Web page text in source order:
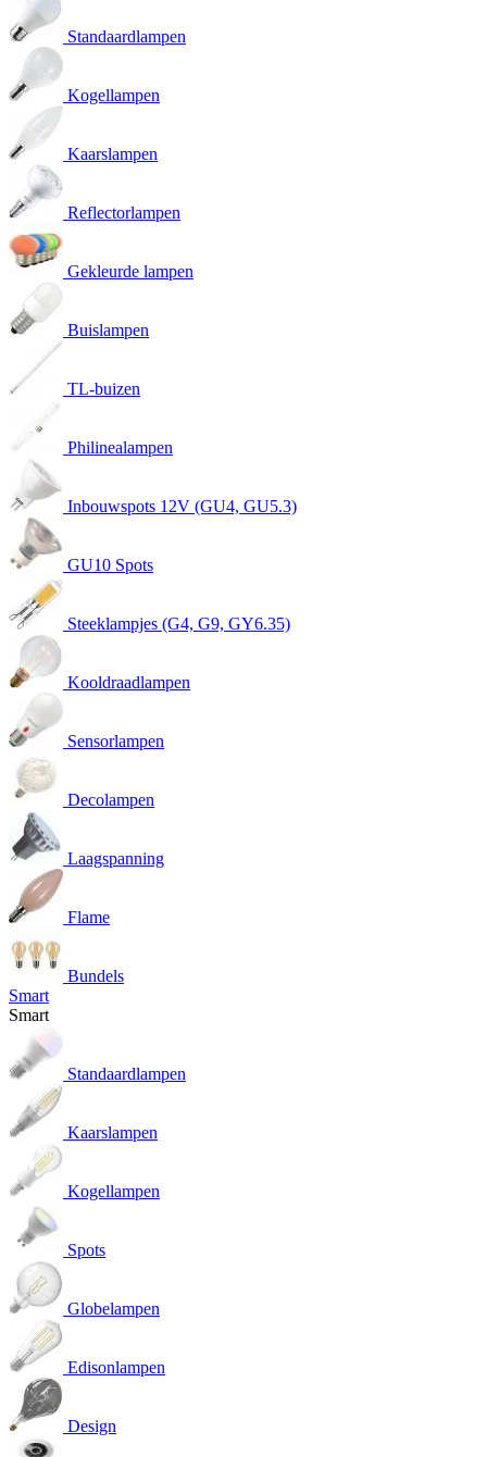
Standaardlampen
Kogellampen
Kaarslampen
Reflectorlampen
Gekleurde lampen
Buislampen
TL-buizen
Philinealampen
Inbouwspots 12V (GU4, GU5.3)
GU10 Spots
Steeklampjes (G4, G9, GY6.35)
Kooldraadlampen
Sensorlampen
Decolampen
Laagspanning
Flame
Bundels
Smart
Smart
Standaardlampen
Kaarslampen
Kogellampen
Spots
Globelampen
Edisonlampen
Design